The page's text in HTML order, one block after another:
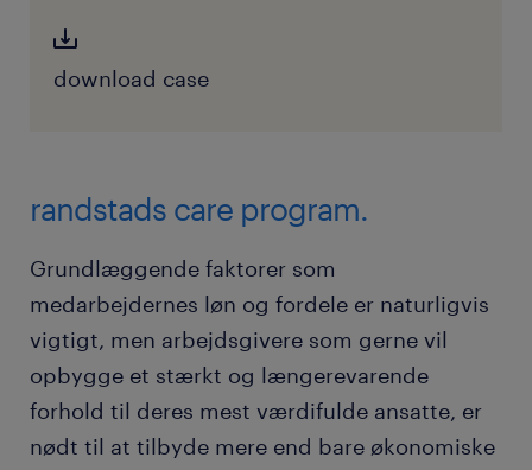
download case
randstads care program.
Grundlæggende faktorer som
medarbejdernes løn og fordele er naturligvis
vigtigt, men arbejdsgivere som gerne vil
opbygge et stærkt og længerevarende
forhold til deres mest værdifulde ansatte, er
nødt til at tilbyde mere end bare økonomiske